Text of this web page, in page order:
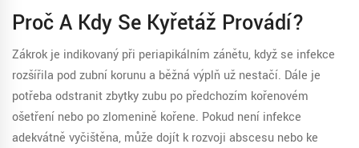
Proč A Kdy Se Kyřetáž Provádí?
Zákrok je indikovaný při periapikálním zánětu, když se infekce
rozšířila pod zubní korunu a běžná výplň už nestačí. Dále je
potřeba odstranit zbytky zubu po předchozím kořenovém
ošetření nebo po zlomenině kořene. Pokud není infekce
adekvátně vyčištěna, může dojít k rozvoji abscesu nebo ke